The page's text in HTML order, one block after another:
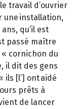
travail d’ouvrier
une installation,
qu’il est
passé maître
« cornichon du
il dit des gens
ils [l’] ont aidé
prêts à
de lancer